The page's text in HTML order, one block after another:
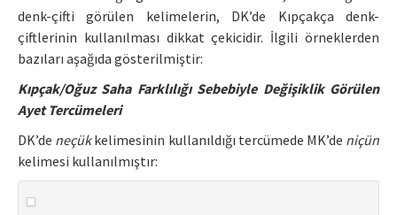
denk-çifti görülen kelimelerin, DK’de Kıpçakça denk-
çiftlerinin kullanılması dikkat çekicidir. İlgili örneklerden
bazıları aşağıda gösterilmiştir:
Kıpçak/Oğuz Saha Farklılığı Sebebiyle Değişiklik Görülen
Ayet Tercümeleri
DK’de neçükkelimesinin kullanıldığı tercümede MK’de niçün
kelimesi kullanılmıştır: